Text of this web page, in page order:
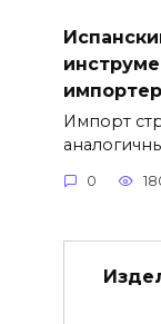
Импорт
0